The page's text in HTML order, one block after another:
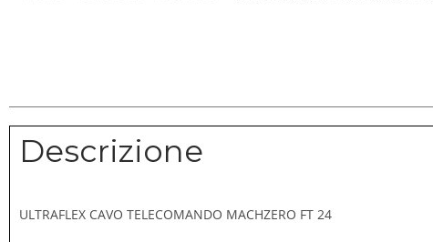
Descrizione
ULTRAFLEX CAVO TELECOMANDO MACHZERO FT 24